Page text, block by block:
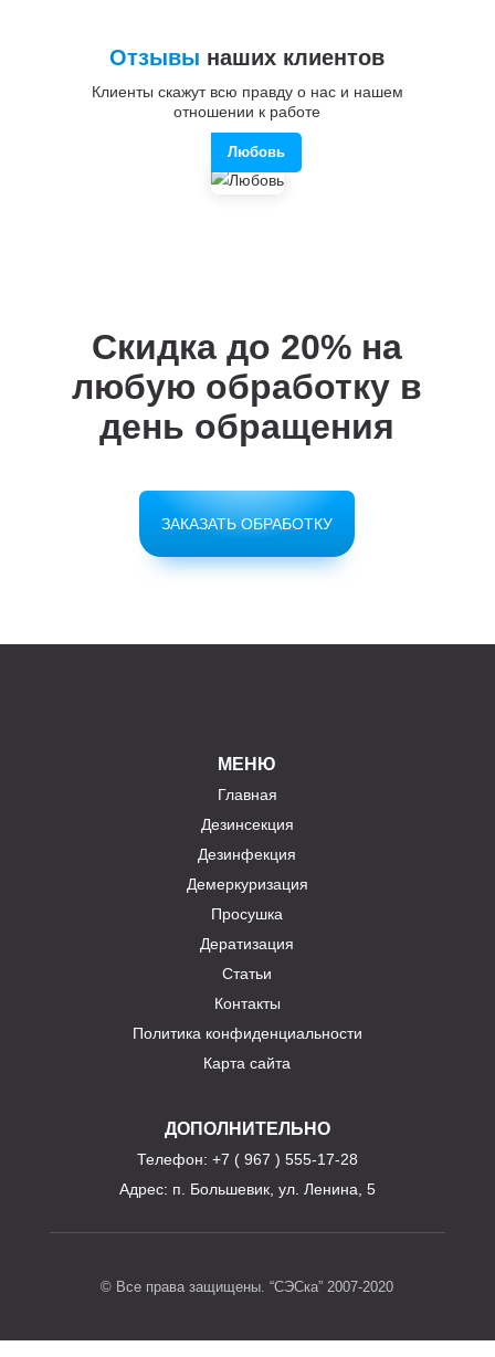
Отзывы наших клиентов
Клиенты скажут всю правду о нас и нашем
отношении к работе
Любовь
Скидка до 20% на
любую обработку в
день обращения
ЗАКАЗАТЬ ОБРАБОТКУ
МЕНЮ
Главная
Дезинсекция
Дезинфекция
Демеркуризация
Просушка
Дератизация
Статьи
Контакты
Политика конфиденциальности
Карта сайта
ДОПОЛНИТЕЛЬНО
Телефон: +7 ( 967 ) 555-17-28
Адрес: п. Большевик, ул. Ленина, 5
© Все права защищены. “СЭСка” 2007-2020